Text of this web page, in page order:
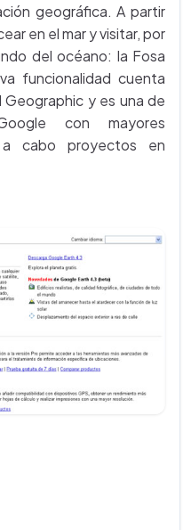
geográfica. A partir
en el mar y visitar, por
del océano: la Fosa
funcionalidad cuenta
y es una de
con mayores
a cabo proyectos en